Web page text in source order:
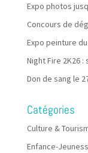
Expo photos
Concours de
Expo peinture
Night Fire 2K26
Don de sang le
Catégories
Culture &
Enfance-